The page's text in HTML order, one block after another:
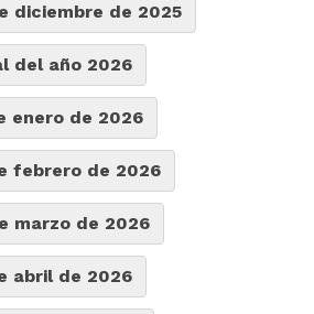
diciembre de 2025
del año 2026
enero de 2026
febrero de 2026
marzo de 2026
abril de 2026